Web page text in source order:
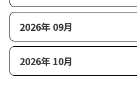
2026年 09月
2026年 10月